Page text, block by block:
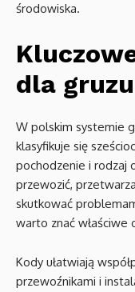
środowiska.
dla
W polskim systemie
klasyfikuje się
pochodzenie i rodzaj
przewozić,
skutkować
warto znać właściwe
Kody ułatwiają
przewoźnikami i